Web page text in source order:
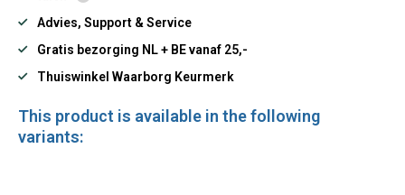
Advies, Support & Service
Gratis bezorging NL + BE vanaf 25,-
Thuiswinkel Waarborg Keurmerk
This product is available in the following
variants: